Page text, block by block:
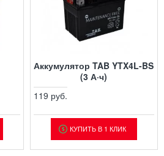
Аккумулятор TAB YTX4L-BS
(3 А·ч)
119 руб.
КУПИТЬ В 1 КЛИК